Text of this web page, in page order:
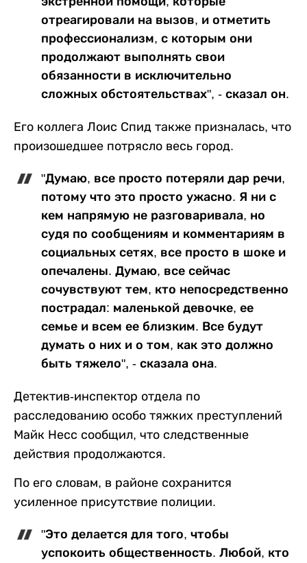
отреагировали на вызов, и отметить
профессионализм, с которым они
продолжают выполнять свои
обязанности в исключительно
сложных обстоятельствах", - сказал он.
Его коллега Лоис Спид также призналась, что
произошедшее потрясло весь город.
"Думаю, все просто потеряли дар речи,
потому что это просто ужасно. Я ни с
кем напрямую не разговаривала, но
судя по сообщениям и комментариям в
социальных сетях, все просто в шоке и
опечалены. Думаю, все сейчас
сочувствуют тем, кто непосредственно
пострадал: маленькой девочке, ее
семье и всем ее близким. Все будут
думать о них и о том, как это должно
быть тяжело", - сказала она.
Детектив-инспектор отдела по
расследованию особо тяжких преступлений
Майк Несс сообщил, что следственные
действия продолжаются.
По его словам, в районе сохранится
усиленное присутствие полиции.
"Это делается для того, чтобы
успокоить общественность. Любой, кто